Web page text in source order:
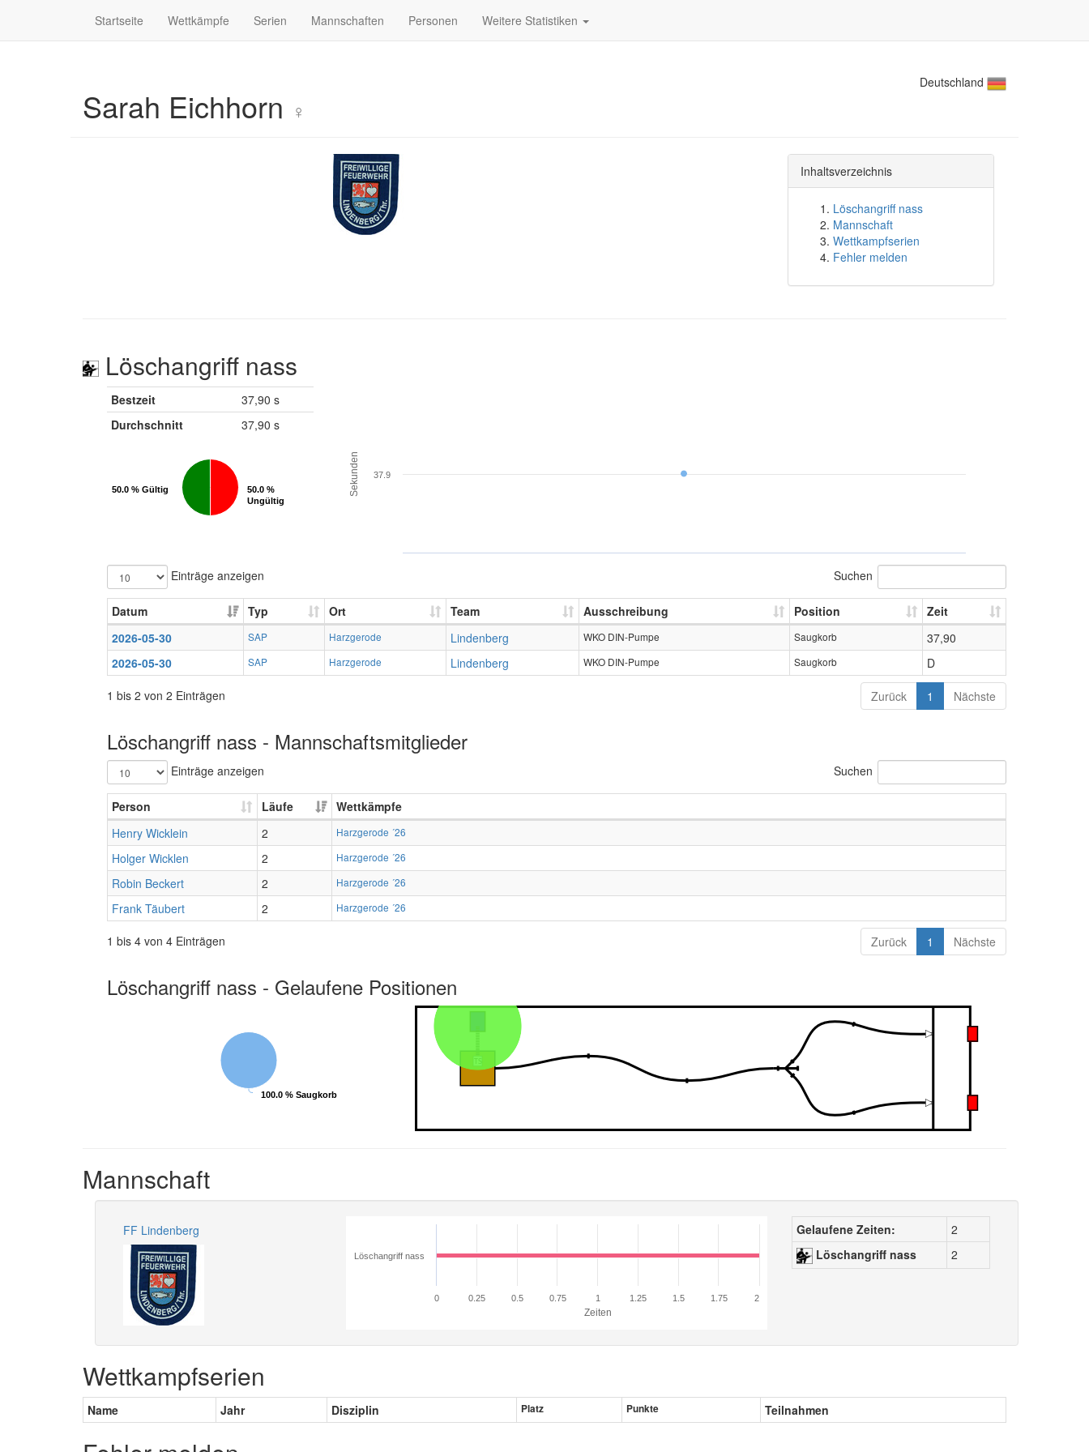
Startseite Wettkämpfe Serien Mannschaften Personen Weitere Statistiken
Deutschland
Sarah Eichhorn ♀
Inhaltsverzeichnis
Löschangriff nass
Mannschaft
Wettkampfserien
Fehler melden
Löschangriff nass
Bestzeit
37,90 s
Durchschnitt
37,90 s
50.0 %
Ungültig
50.0 %
Ungültig
50.0 % Gültig
50.0 % Gültig Sekunden 37.9
Einträge anzeigen Suchen
Datum Typ Ort Team Ausschreibung Position
Zeit
2026-05-30
SAP Harzgerode Lindenberg WKO DIN-Pumpe Saugkorb
37,90
2026-05-30
SAP Harzgerode Lindenberg WKO DIN-Pumpe Saugkorb
D
1 bis 2 von 2 Einträgen
Zurück 1 Nächste
Löschangriff nass - Mannschaftsmitglieder
Einträge anzeigen Suchen
Person Läufe
Wettkämpfe
Henry Wicklein
2 Harzgerode ´26
Holger Wicklen 2 Harzgerode ´26
Robin Beckert 2 Harzgerode ´26
Frank Täubert 2 Harzgerode ´26
1 bis 4 von 4 Einträgen Zurück 1 Nächste
Löschangriff nass - Gelaufene Positionen
100.0 % Saugkorb
100.0 % Saugkorb
Mannschaft
FF Lindenberg
Zeiten
Löschangriff nass
0 0.25 0.5 0.75 1 1.25 1.5 1.75 2
Gelaufene Zeiten:
2
Löschangriff nass
2
Wettkampfserien
Name Jahr Disziplin Platz Punkte Teilnahmen